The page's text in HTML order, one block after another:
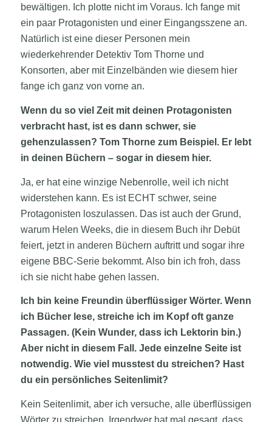
bewältigen. Ich plotte nicht im Voraus. Ich fange mit
ein paar Protagonisten und einer Eingangsszene an.
Natürlich ist eine dieser Personen mein
wiederkehrender Detektiv Tom Thorne und
Konsorten, aber mit Einzelbänden wie diesem hier
fange ich ganz von vorne an.
Wenn du so viel Zeit mit deinen Protagonisten
verbracht hast, ist es dann schwer, sie
gehenzulassen? Tom Thorne zum Beispiel. Er lebt
in deinen Büchern – sogar in diesem hier.
Ja, er hat eine winzige Nebenrolle, weil ich nicht
widerstehen kann. Es ist ECHT schwer, seine
Protagonisten loszulassen. Das ist auch der Grund,
warum Helen Weeks, die in diesem Buch ihr Debüt
feiert, jetzt in anderen Büchern auftritt und sogar ihre
eigene BBC-Serie bekommt. Also bin ich froh, dass
ich sie nicht habe gehen lassen.
Ich bin keine Freundin überflüssiger Wörter. Wenn
ich Bücher lese, streiche ich im Kopf oft ganze
Passagen. (Kein Wunder, dass ich Lektorin bin.)
Aber nicht in diesem Fall. Jede einzelne Seite ist
notwendig. Wie viel musstest du streichen? Hast
du ein persönliches Seitenlimit?
Kein Seitenlimit, aber ich versuche, alle überflüssigen
Wörter zu streichen. Irgendwer hat mal gesagt, dass